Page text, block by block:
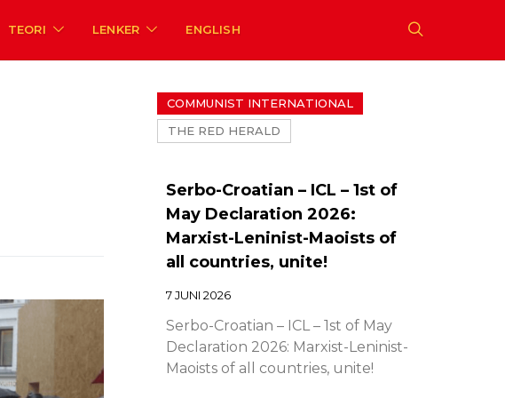
TEORI LENKER ENGLISH
COMMUNIST INTERNATIONAL
THE RED HERALD
Serbo-Croatian – ICL – 1st of
May Declaration 2026:
Marxist-Leninist-Maoists of
all countries, unite!
7 JUNI 2026
Serbo-Croatian – ICL – 1st of May
Declaration 2026: Marxist-Leninist-
Maoists of all countries, unite!